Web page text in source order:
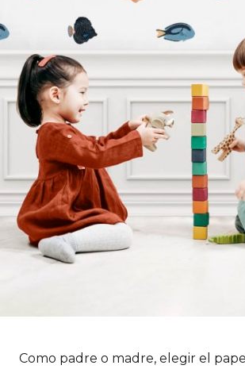
Como padre o madre, elegir el